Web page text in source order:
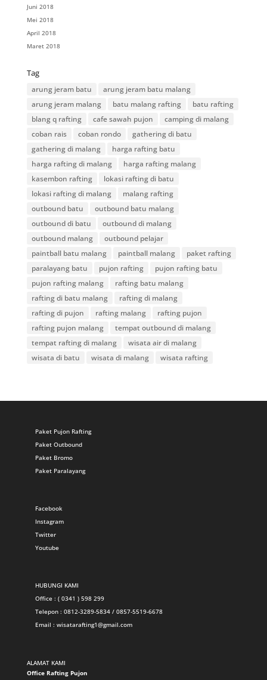
Juni 2018
Mei 2018
April 2018
Maret 2018
Tag
arung jeram batu
arung jeram batu malang
arung jeram malang
batu malang rafting
batu rafting
blang q rafting
cafe sawah pujon
camping di malang
coban rais
coban rondo
gathering di batu
gathering di malang
harga rafting batu
harga rafting di malang
harga rafting malang
kasembon rafting
lokasi rafting di batu
lokasi rafting di malang
malang rafting
outbound batu
outbound batu malang
outbound di batu
outbound di malang
outbound malang
outbound pelajar
paintball batu malang
paintball malang
paket rafting
paralayang batu
pujon rafting
pujon rafting batu
pujon rafting malang
rafting batu malang
rafting di batu malang
rafting di malang
rafting di pujon
rafting malang
rafting pujon
rafting pujon malang
tempat outbound di malang
tempat rafting di malang
wisata air di malang
wisata di batu
wisata di malang wisata rafting
Paket Pujon Rafting
Paket Outbound
Paket Bromo
Paket Paralayang
Facebook
Instagram
Twitter
Youtube
HUBUNGI KAMI
Office : ( 0341 ) 598 299
Telepon : 0812-3289-5834 / 0857-5519-6678
Email : wisatarafting1@gmail.com
ALAMAT KAMI
Office Rafting Pujon